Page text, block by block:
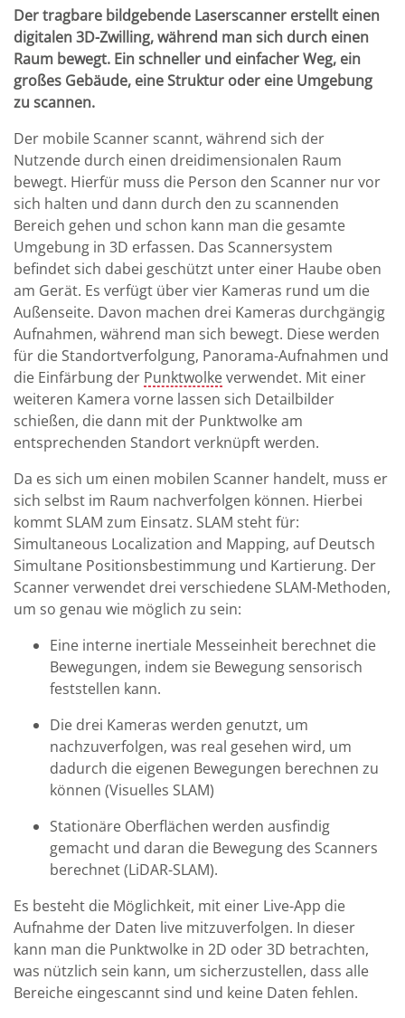
Der tragbare bildgebende Laserscanner erstellt einen
digitalen 3D-Zwilling, während man sich durch einen
Raum bewegt. Ein schneller und einfacher Weg, ein
großes Gebäude, eine Struktur oder eine Umgebung
zu scannen.
Der mobile Scanner scannt, während sich der
Nutzende durch einen dreidimensionalen Raum
bewegt. Hierfür muss die Person den Scanner nur vor
sich halten und dann durch den zu scannenden
Bereich gehen und schon kann man die gesamte
Umgebung in 3D erfassen. Das Scannersystem
befindet sich dabei geschützt unter einer Haube oben
am Gerät. Es verfügt über vier Kameras rund um die
Außenseite. Davon machen drei Kameras durchgängig
Aufnahmen, während man sich bewegt. Diese werden
für die Standortverfolgung, Panorama-Aufnahmen und
die Einfärbung der Punktwolkeverwendet. Mit einer
weiteren Kamera vorne lassen sich Detailbilder
schießen, die dann mit der Punktwolke am
entsprechenden Standort verknüpft werden.
Da es sich um einen mobilen Scanner handelt, muss er
sich selbst im Raum nachverfolgen können. Hierbei
kommt SLAM zum Einsatz. SLAM steht für:
Simultaneous Localization and Mapping, auf Deutsch
Simultane Positionsbestimmung und Kartierung. Der
Scanner verwendet drei verschiedene SLAM-Methoden,
um so genau wie möglich zu sein:
Eine interne inertiale Messeinheit berechnet die
Bewegungen, indem sie Bewegung sensorisch
feststellen kann.
Die drei Kameras werden genutzt, um
nachzuverfolgen, was real gesehen wird, um
dadurch die eigenen Bewegungen berechnen zu
können (Visuelles SLAM)
Stationäre Oberflächen werden ausfindig
gemacht und daran die Bewegung des Scanners
berechnet (LiDAR-SLAM).
Es besteht die Möglichkeit, mit einer Live-App die
Aufnahme der Daten live mitzuverfolgen. In dieser
kann man die Punktwolke in 2D oder 3D betrachten,
was nützlich sein kann, um sicherzustellen, dass alle
Bereiche eingescannt sind und keine Daten fehlen.